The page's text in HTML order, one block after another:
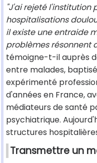
"J'ai rejeté l'institution
hospitalisations
il existe une entraide
problèmes résonnent
témoigne-t-il auprès
entre malades,
expérimenté
d'années en France,
médiateurs de santé
psychiatrique.
structures
Transmettre un